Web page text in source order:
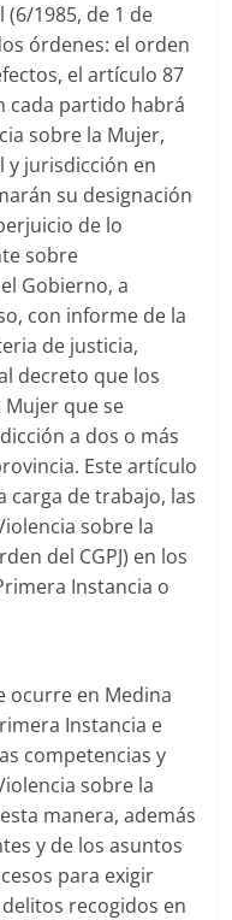
(6/1985, de 1 de
órdenes: el orden
el artículo 87
cada partido habrá
sobre la Mujer,
y jurisdicción en
su designación
de lo
sobre
Gobierno, a
con informe de la
de justicia,
decreto que los
Mujer que se
a dos o más
Este artículo
carga de trabajo, las
sobre la
del CGPJ) en los
Instancia o
ocurre en Medina
Instancia e
competencias y
sobre la
manera, además
y de los asuntos
para exigir
recogidos en